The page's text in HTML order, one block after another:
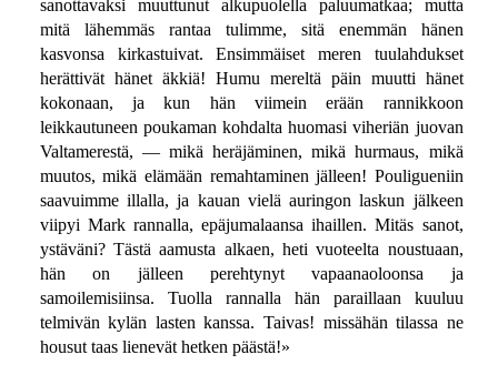
sanottavaksi muuttunut alkupuolella paluumatkaa; mutta
mitä lähemmäs rantaa tulimme, sitä enemmän hänen
kasvonsa kirkastuivat. Ensimmäiset meren tuulahdukset
herättivät hänet äkkiä! Humu mereltä päin muutti hänet
kokonaan, ja kun hän viimein erään rannikkoon
leikkautuneen poukaman kohdalta huomasi viheriän juovan
Valtamerestä, — mikä heräjäminen, mikä hurmaus, mikä
muutos, mikä elämään remahtaminen jälleen! Pouligueniin
saavuimme illalla, ja kauan vielä auringon laskun jälkeen
viipyi Mark rannalla, epäjumalaansa ihaillen. Mitäs sanot,
ystäväni? Tästä aamusta alkaen, heti vuoteelta noustuaan,
hän on jälleen perehtynyt vapaanaoloonsa ja
samoilemisiinsa. Tuolla rannalla hän paraillaan kuuluu
telmivän kylän lasten kanssa. Taivas! missähän tilassa ne
housut taas lienevät hetken päästä!»